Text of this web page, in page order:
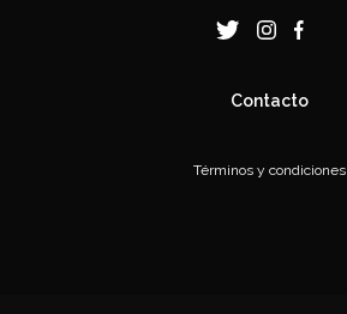
Contacto
Términos y condiciones